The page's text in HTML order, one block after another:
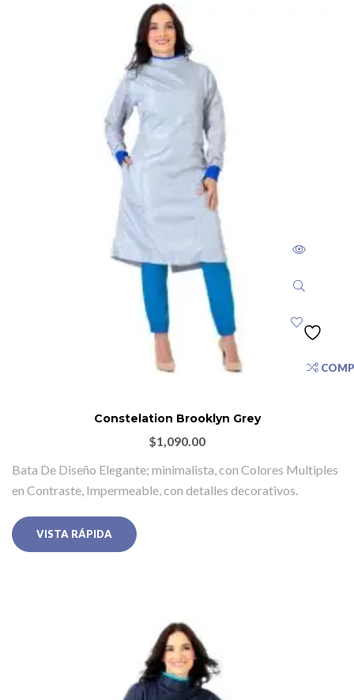
Constelation Brooklyn Grey
$1,090.00
Bata De Diseño Elegante; minimalista, con Colores Multiples
en Contraste, Impermeable, con detalles decorativos.
VISTA RÁPIDA